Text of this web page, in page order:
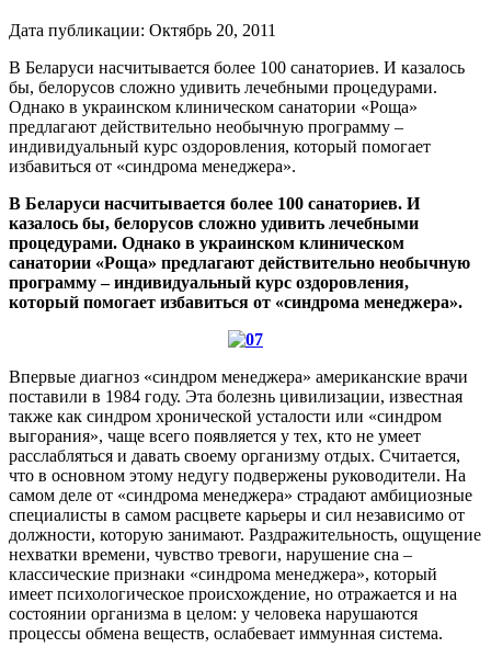
Дата публикации: Октябрь 20, 2011
В Беларуси насчитывается более 100 санаториев. И казалось
бы, белорусов сложно удивить лечебными процедурами.
Однако в украинском клиническом санатории «Роща»
предлагают действительно необычную программу –
индивидуальный курс оздоровления, который помогает
избавиться от «синдрома менеджера».
В Беларуси насчитывается более 100 санаториев. И
казалось бы, белорусов сложно удивить лечебными
процедурами. Однако в украинском клиническом
санатории «Роща» предлагают действительно необычную
программу – индивидуальный курс оздоровления,
который помогает избавиться от «синдрома менеджера».
Впервые диагноз «синдром менеджера» американские врачи
поставили в 1984 году. Эта болезнь цивилизации, известная
также как синдром хронической усталости или «синдром
выгорания», чаще всего появляется у тех, кто не умеет
расслабляться и давать своему организму отдых. Считается,
что в основном этому недугу подвержены руководители. На
самом деле от «синдрома менеджера» страдают амбициозные
специалисты в самом расцвете карьеры и сил независимо от
должности, которую занимают. Раздражительность, ощущение
нехватки времени, чувство тревоги, нарушение сна –
классические признаки «синдрома менеджера», который
имеет психологическое происхождение, но отражается и на
состоянии организма в целом: у человека нарушаются
процессы обмена веществ, ослабевает иммунная система.